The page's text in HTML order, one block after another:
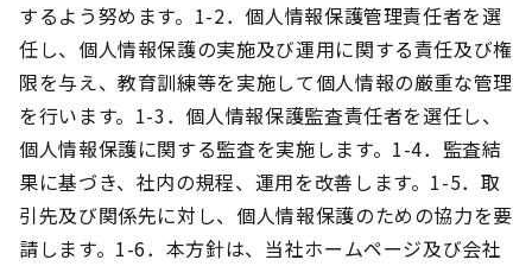
するよう努めます。 1-2．個人情報保護管理責任者を選
任し、個人情報保護の実施及び運用に関する責任及び権
限を与え、教育訓練等を実施して個人情報の厳重な管理
を行います。 1-3．個人情報保護監査責任者を選任し、
個人情報保護に関する監査を実施します。 1-4．監査結
果に基づき、社内の規程、運用を改善します。 1-5．取
引先及び関係先に対し、個人情報保護のための協力を要
請します。 1-6．本方針は、当社ホームページ及び会社